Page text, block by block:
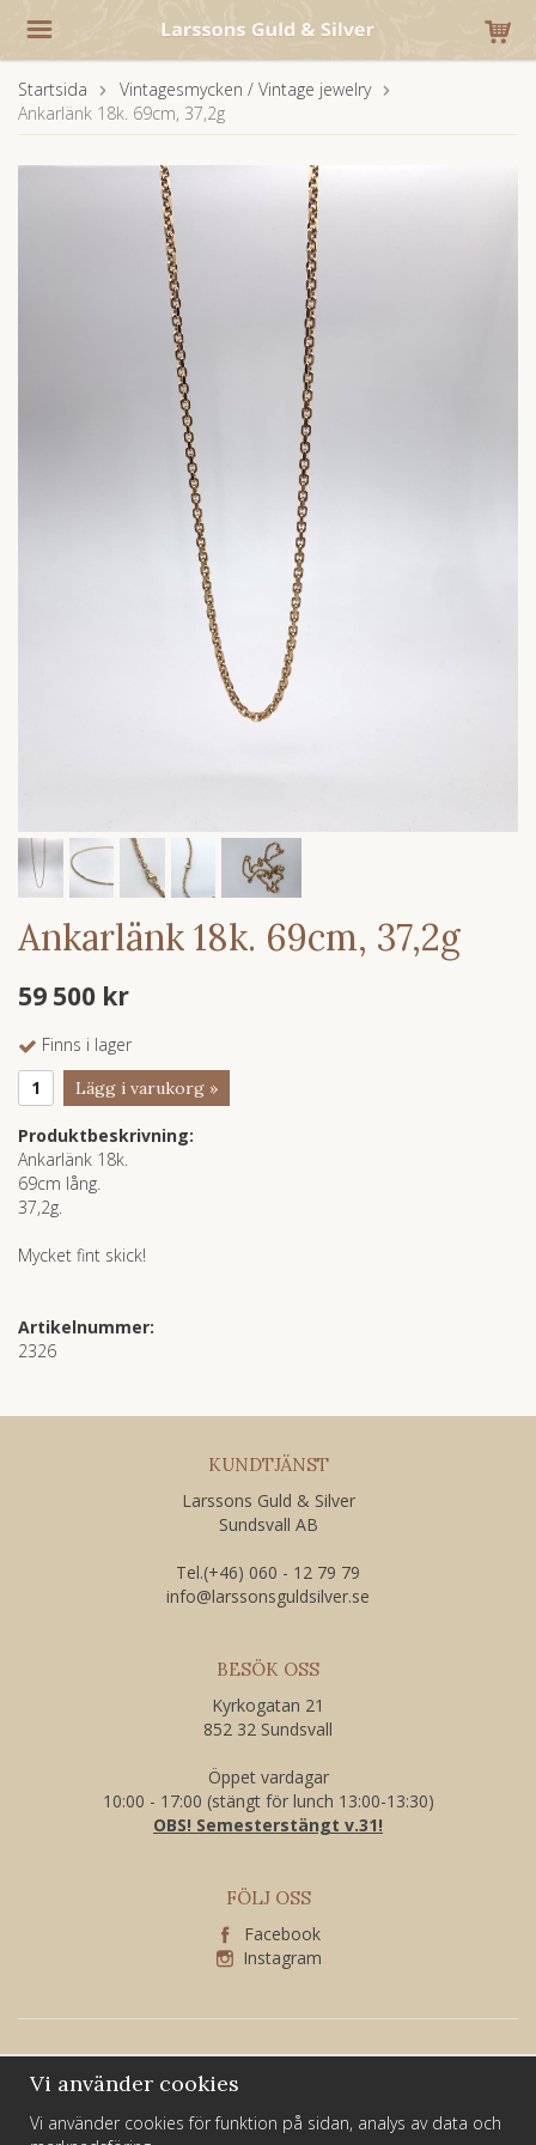
Startsida
Vintagesmycken / Vintage jewelry
Ankarlänk 18k. 69cm, 37,2g
Ankarlänk 18k. 69cm, 37,2g
59 500 kr
Finns i lager
Lägg i varukorg »
Produktbeskrivning:
Ankarlänk 18k.
69cm lång.
37,2g.
Mycket fint skick!
Artikelnummer:
2326
KUNDTJÄNST
Larssons Guld & Silver
Sundsvall AB
Tel.(+46) 060 - 12 79 79
​info@larssonsguldsilver.se
BESÖK OSS
Kyrkogatan 21
852 32 Sundsvall
Öppet vardagar
10:00 - 17:00 (stängt för lunch 13:00-13:30)
OBS! Semesterstängt v.31!
FÖLJ OSS
Facebook
Instagram
Vi använder cookies
Vi använder cookies för funktion på sidan, analys av data och